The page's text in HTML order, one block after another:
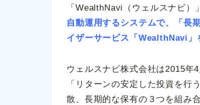
「WealthNavi（ウェルスナビ
自動運用するシステムで、「長
イザーサービス「WealthNavi」
ウェルスナビ株式会社は2015年
「リターンの安定した投資を行
散、長期的な保有の３つを組み